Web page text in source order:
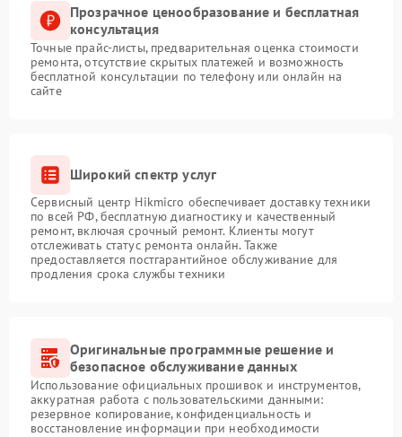
Прозрачное ценообразование и бесплатная
консультация
Точные прайс-листы, предварительная оценка стоимости
ремонта, отсутствие скрытых платежей и возможность
бесплатной консультации по телефону или онлайн на
сайте
Широкий спектр услуг
Сервисный центр Hikmicro обеспечивает доставку техники
по всей РФ, бесплатную диагностику и качественный
ремонт, включая срочный ремонт. Клиенты могут
отслеживать статус ремонта онлайн. Также
предоставляется постгарантийное обслуживание для
продления срока службы техники
Оригинальные программные решение и
безопасное обслуживание данных
Использование официальных прошивок и инструментов,
аккуратная работа с пользовательскими данными:
резервное копирование, конфиденциальность и
восстановление информации при необходимости